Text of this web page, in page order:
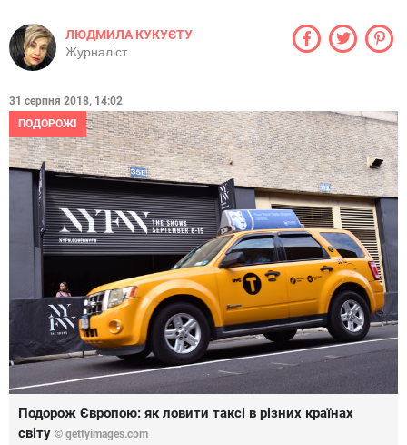
ЛЮДМИЛА КУКУЄТУ
Журналіст
31 серпня 2018, 14:02
ПОДОРОЖІ
Подорож Європою: як ловити таксі в різних країнах
світу © gettyimages.com